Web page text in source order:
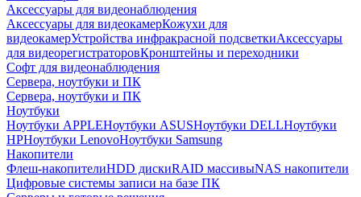
Аксессуары для видеонаблюдения
Аксессуары для видеокамерКожухи для
видеокамерУстройства инфракрасной подсветкиАксессуары
для видеорегистраторовКронштейны и переходники
Софт для видеонаблюдения
Сервера, ноутбуки и ПК
Сервера, ноутбуки и ПК
Ноутбуки
Ноутбуки APPLEНоутбуки ASUSНоутбуки DELLНоутбуки
HPНоутбуки LenovoНоутбуки Samsung
Накопители
Флеш-накопителиHDD дискиRAID массивыNAS накопители
Цифровые системы записи на базе ПК